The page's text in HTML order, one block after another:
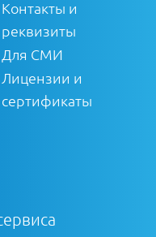
Контакты и
реквизиты
Для СМИ
Лицензии и
сертификаты